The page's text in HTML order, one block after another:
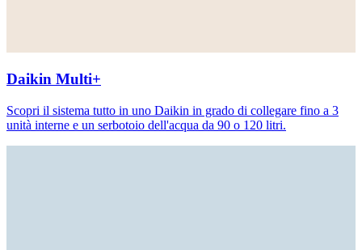
Daikin Multi+
Scopri il sistema tutto in uno Daikin in grado di collegare fino a 3
unità interne e un serbotoio dell'acqua da 90 o 120 litri.